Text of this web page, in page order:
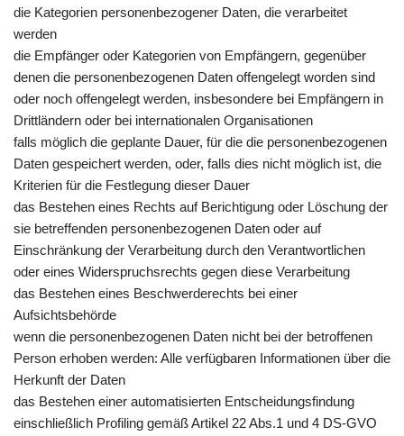
die Kategorien personenbezogener Daten, die verarbeitet
werden
die Empfänger oder Kategorien von Empfängern, gegenüber
denen die personenbezogenen Daten offengelegt worden sind
oder noch offengelegt werden, insbesondere bei Empfängern in
Drittländern oder bei internationalen Organisationen
falls möglich die geplante Dauer, für die die personenbezogenen
Daten gespeichert werden, oder, falls dies nicht möglich ist, die
Kriterien für die Festlegung dieser Dauer
das Bestehen eines Rechts auf Berichtigung oder Löschung der
sie betreffenden personenbezogenen Daten oder auf
Einschränkung der Verarbeitung durch den Verantwortlichen
oder eines Widerspruchsrechts gegen diese Verarbeitung
das Bestehen eines Beschwerderechts bei einer
Aufsichtsbehörde
wenn die personenbezogenen Daten nicht bei der betroffenen
Person erhoben werden: Alle verfügbaren Informationen über die
Herkunft der Daten
das Bestehen einer automatisierten Entscheidungsfindung
einschließlich Profiling gemäß Artikel 22 Abs.1 und 4 DS-GVO